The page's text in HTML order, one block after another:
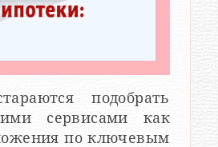
подобрать
сервисами как
по ключевым